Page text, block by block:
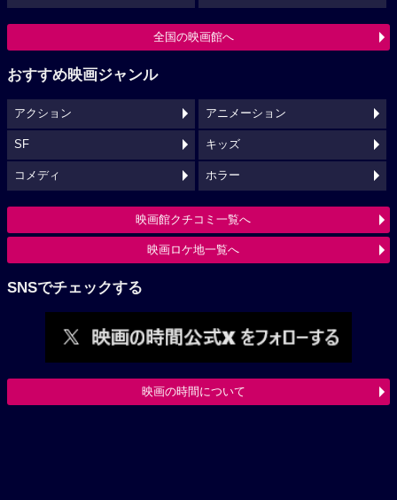
全国の映画館へ
おすすめ映画ジャンル
アクション アニメーション
SF キッズ
コメディ ホラー
映画館クチコミ一覧へ
映画ロケ地一覧へ
SNSでチェックする
映画の時間について